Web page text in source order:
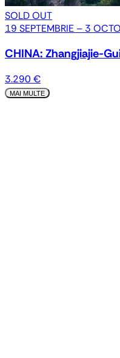
SOLD OUT
19 SEPTEMBRIE – 3
CHINA: Zhangjiajie-
3.290 €
MAI MULTE